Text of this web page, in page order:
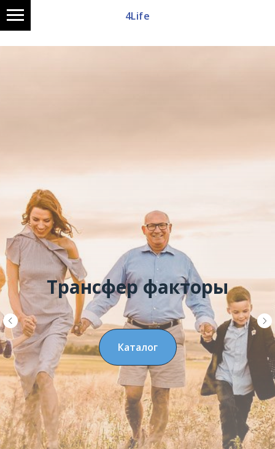
4Life
Трансфер факторы
Каталог